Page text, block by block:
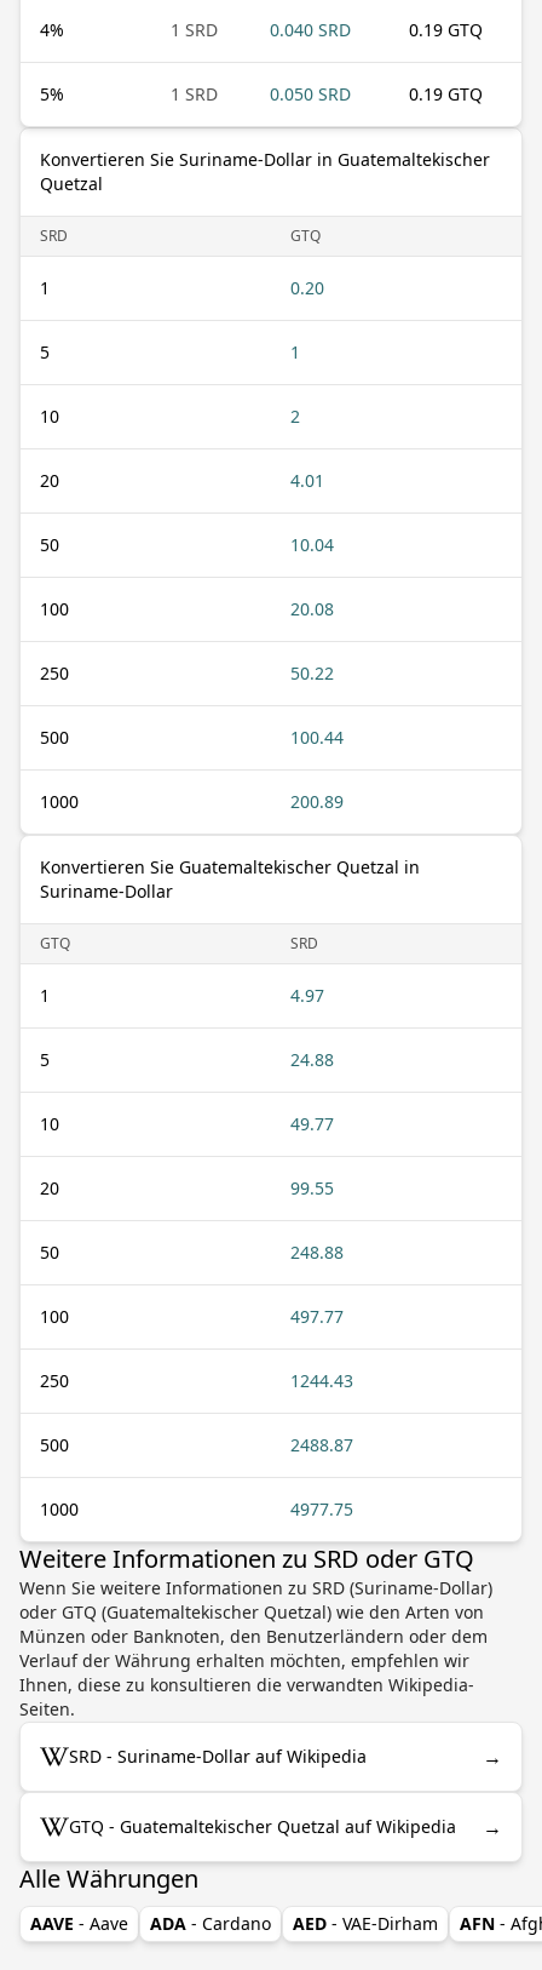
4% 1 SRD 0.040 SRD 0.19 GTQ
5% 1 SRD 0.050 SRD 0.19 GTQ
Konvertieren Sie Suriname-Dollar in Guatemaltekischer
Quetzal
SRD GTQ
1 0.20
5 1
10 2
20 4.01
50 10.04
100 20.08
250 50.22
500 100.44
1000 200.89
Konvertieren Sie Guatemaltekischer Quetzal in
Suriname-Dollar
GTQ SRD
1 4.97
5 24.88
10 49.77
20 99.55
50 248.88
100 497.77
250 1244.43
500 2488.87
1000 4977.75
Weitere Informationen zu SRD oder GTQ
Wenn Sie weitere Informationen zu SRD (Suriname-Dollar)
oder GTQ (Guatemaltekischer Quetzal) wie den Arten von
Münzen oder Banknoten, den Benutzerländern oder dem
Verlauf der Währung erhalten möchten, empfehlen wir
Ihnen, diese zu konsultieren die verwandten Wikipedia-
Seiten.
SRD - Suriname-Dollar auf Wikipedia →
GTQ - Guatemaltekischer Quetzal auf Wikipedia →
Alle Währungen
AAVE - Aave ADA - Cardano AED - VAE-Dirham AFN -